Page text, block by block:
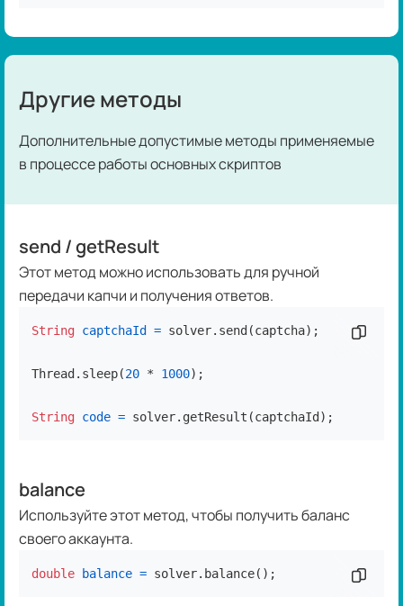
Другие методы
Дополнительные допустимые методы применяемые
в процессе работы основных скриптов
send / getResult
Этот метод можно использовать для ручной
передачи капчи и получения ответов.
String captchaId = solver.send(captcha);
Thread.sleep(20 * 1000);
String code = solver.getResult(captchaId);
balance
Используйте этот метод, чтобы получить баланс
своего аккаунта.
double balance = solver.balance();